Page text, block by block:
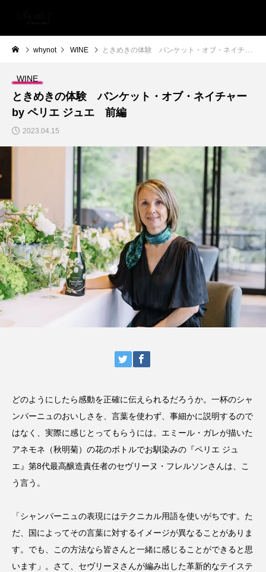
whynot WINE ときめきの体験 バンケット・オブ・ネイチャー by ペリエ ジュエ 前編
WINE
ときめきの体験 バンケット・オブ・ネイチャー
by ペリエ ジュエ 前編
2023.04.15
どのようにしたら感動を正確に伝えられるだろうか。一杯のシャ
ンパーニュのおいしさを、言葉を使わず、事細かに説明するので
はなく、実際に感じとってもらうには。エミール・ガレが描いた
アネモネ（秋明菊）の花のボトルでお馴染みの『ペリエ ジュ
エ』第8代最高醸造責任者のセヴリーヌ・フレルソンさんは、こ
う言う。
「シャンパーニュの表現にはテクニカル用語を使いがちです。た
だ、国によってその言葉に対するイメージが異なることがありま
す。でも、この方法なら皆さんと一緒に感じることができると思
います」。さて、セヴリーヌさんが編み出した革新的なテイステ